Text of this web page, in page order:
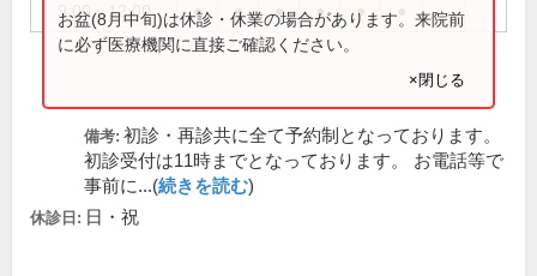
9:00～12:00 ● ● ● ● ●
お盆(8月中旬)は休診・休業の場合があります。来院前
に必ず医療機関に直接ご確認ください。
×閉じる
備考: 初診・再診共に全て予約制となっております。
初診受付は11時までとなっております。 お電話等で
事前に...(続きを読む)
休診日: 日・祝